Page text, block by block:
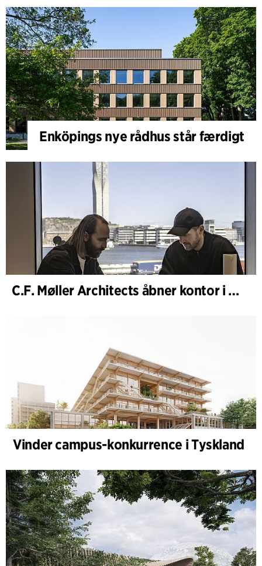
Enköpings nye rådhus står færdigt
C.F. Møller Architects åbner kontor i Göteborg
Vinder campus-konkurrence i Tyskland